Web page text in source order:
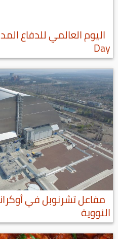
Day
مفاعل تشرنوبل في
النووية